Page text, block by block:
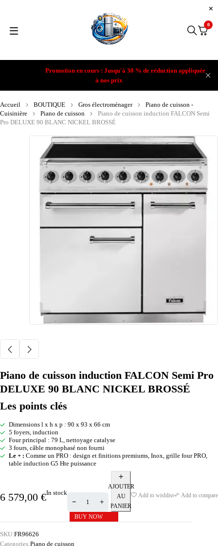
Promotion en cours : Jusqu'à 30 % de réduction appliquée
à nos prix
0
Accueil BOUTIQUE Gros électroménager
Piano de cuisson -
Cuisinière
Piano de cuisson
Piano de cuisson induction FALCON Semi
Pro DELUXE 90 BLANC NICKEL BROSSÉ
Piano de cuisson induction FALCON Semi Pro
DELUXE 90 BLANC NICKEL BROSSÉ
Les points clés
Dimensions l x h x p : 90 x 93 x 66 cm
5 foyers, induction
Four principal : 79 L, nettoyage catalyse
3 fours, câble monophasé non fourni
Le + : Comme un PRO : design et finitions premiums, Inox, grille four PRO,
table induction G5 Hte puissance
6 579,00 €In stock
AJOUTER
AU
PANIER
BUY NOW
Add to wishlist Add to compare
SKU:FR96626
Categories:Piano de cuisson